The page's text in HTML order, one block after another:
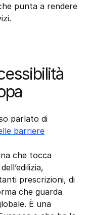
punta a rendere
parlato di
barriere
che tocca
prescrizioni, di
che guarda
È una